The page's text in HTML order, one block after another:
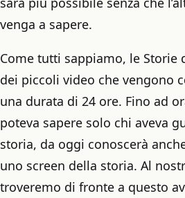
venga a sapere.
Come tutti sappiamo, le Storie
dei piccoli video che vengono
una durata di 24 ore. Fino ad
poteva sapere solo chi aveva
storia, da oggi conoscerà
uno screen della storia. Al
troveremo di fronte a questo